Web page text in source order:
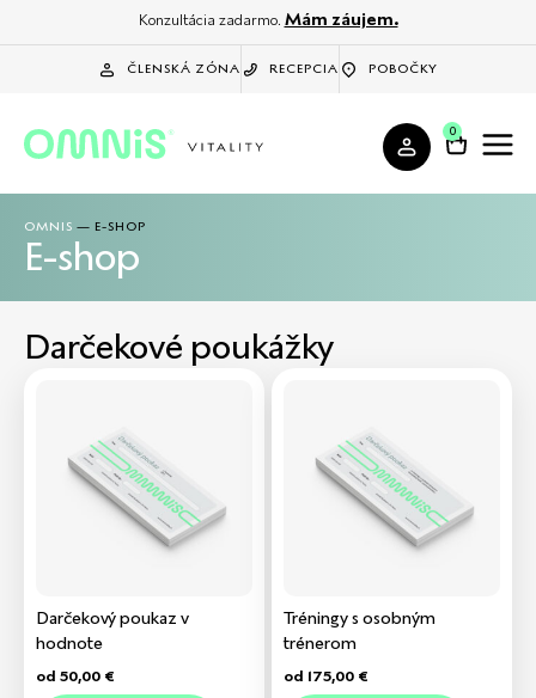
Konzultácia zadarmo. Mám záujem.
ČLENSKÁ ZÓNA RECEPCIA POBOČKY
0
OMNIS — E-SHOP
E-shop
Darčekové poukážky
Darčekový poukaz v
hodnote
od 50,00 €
Tréningy s osobným
trénerom
od 175,00 €